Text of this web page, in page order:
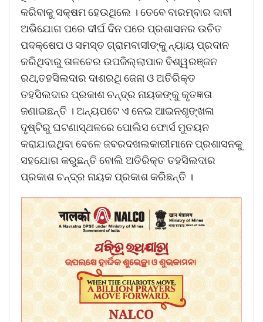
କରିବାକୁ ସକ୍ଷମ ହେଉଥିଲେ । ତେବେ ବାରମ୍ବାର ଦାବୀ
ଅଭିଯୋଗ ପରେ ଦୀର୍ଘ ଦିନ ପରେ ପ୍ରଶାସନର ଉଚିତ
ପଦକ୍ଷେପ ଓ ସମସ୍ତ ଗ୍ରାମବାସୀଙ୍କୁ ନ୍ୟାୟ ପ୍ରଦାନ
କରିଥିବାରୁ ତାଳଚେର ଉପଜିଲ୍ଲାପାଳ ବିଶ୍ୱରଞ୍ଜନ
ରଥ,ତହସିଲଦାର ଦାଶରଥି ଜେନା ଓ ଅତିରିକ୍ତ
ତହସିଲଦାର ପ୍ରକାଶ ଚନ୍ଦ୍ର ନାୟକଙ୍କୁ କୃତଜ୍ଞତା
ଜଣାଇଛନ୍ତି । ଅନ୍ୟପଟେ ଏ ନେଇ ଆଇନଶୃଙ୍ଖଳା
ଦୃଷ୍ଟିରୁ ଘଟଣାସ୍ଥଳରେ ପୋଲିସ ଫୋର୍ସ ମୁତୟନ
କରାଯାଇଥିବା ବେଳେ ଜବରଦଖଲକାରୀମାନେ ପ୍ରଶାସନକୁ
ସହଯୋଗ କରୁଛନ୍ତି ବୋଲି ଅତିରିକ୍ତ ତହସିଲଦାର
ପ୍ରକାଶ ଚନ୍ଦ୍ର ନାୟକ ପ୍ରକାଶ କରିଛନ୍ତି ।